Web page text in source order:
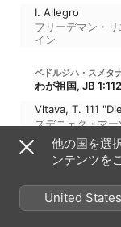
I. Allegro
フリーデマン・リ
イン
ベドルジハ・スメタ
Vltava, T. 111
ズデニェク・マ
ト放送交響楽団
6つのピアノ小品,
I. Liebeslied
他の国を選
ンテンツを
United States